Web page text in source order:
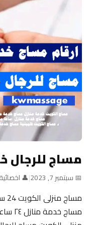
مساج للرجال
📅 سبتمبر 7, 2023 |
👤